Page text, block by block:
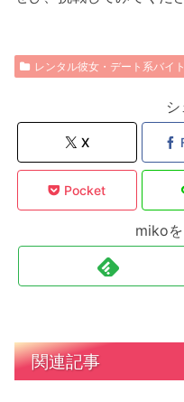
レンタル彼女・デート系バイト
X
Pocket
miko
関連記事